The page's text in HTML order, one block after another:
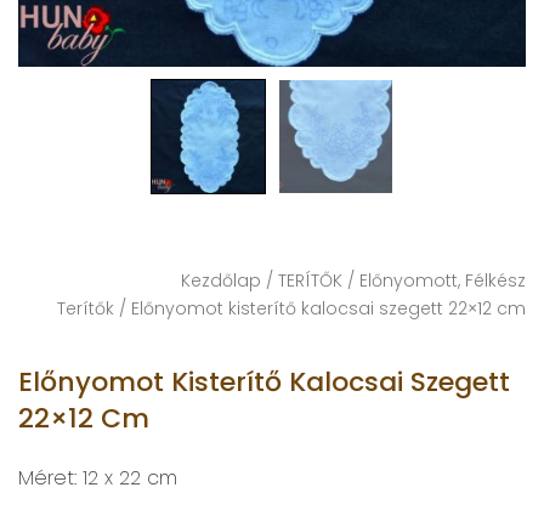
Kezdőlap / TERÍTŐK / Előnyomott, Félkész
Terítők / Előnyomot kisterítő kalocsai szegett 22×12 cm
Előnyomot Kisterítő Kalocsai Szegett
22×12 Cm
Méret: 12 x 22 cm